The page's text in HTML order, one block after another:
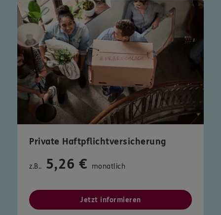
Private Haftpflichtversicherung
z.B.. 5,26 € monatlich
Jetzt informieren